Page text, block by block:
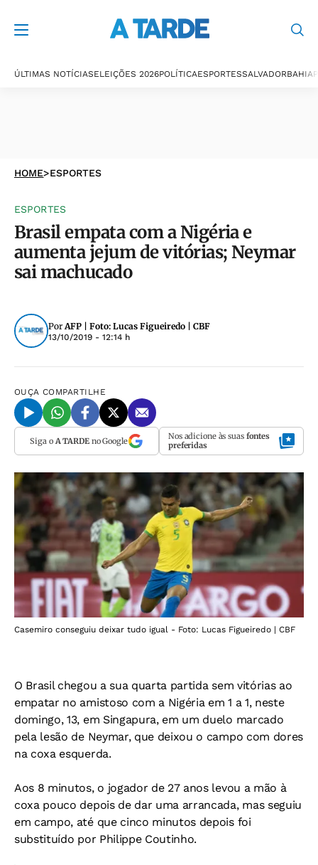
ÚLTIMAS NOTÍCIASELEIÇÕES 2026POLÍTICAESPORTESSALVADORBAHIA
HOME>ESPORTES
ESPORTES
Brasil empata com a Nigéria e
aumenta jejum de vitórias; Neymar
sai machucado
PorAFP | Foto: Lucas Figueiredo | CBF
13/10/2019 - 12:14 h
OUÇA COMPARTILHE
Siga o A TARDEno Google Nos adicione às suas fontes
preferidas
Casemiro conseguiu deixar tudo igual - Foto: Lucas Figueiredo | CBF
O Brasil chegou a sua quarta partida sem vitórias ao
empatar no amistoso com a Nigéria em 1 a 1, neste
domingo, 13, em Singapura, em um duelo marcado
pela lesão de Neymar, que deixou o campo com dores
na coxa esquerda.
Aos 8 minutos, o jogador de 27 anos levou a mão à
coxa pouco depois de dar uma arrancada, mas seguiu
em campo, até que cinco minutos depois foi
substituído por Philippe Coutinho.